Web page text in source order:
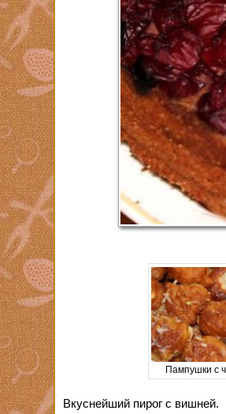
Пампушки с
Вкуснейший пирог с вишней.